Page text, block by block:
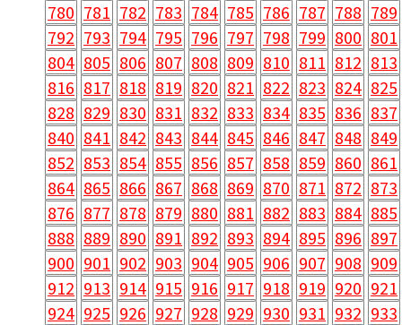
780 781 782 783 784 785 786 787 788 789
792 793 794 795 796 797 798 799 800 801
804 805 806 807 808 809 810 811 812 813
816 817 818 819 820 821 822 823 824 825
828 829 830 831 832 833 834 835 836 837
840 841 842 843 844 845 846 847 848 849
852 853 854 855 856 857 858 859 860 861
864 865 866 867 868 869 870 871 872 873
876 877 878 879 880 881 882 883 884 885
888 889 890 891 892 893 894 895 896 897
900 901 902 903 904 905 906 907 908 909
912 913 914 915 916 917 918 919 920 921
924 925 926 927 928 929 930 931 932 933